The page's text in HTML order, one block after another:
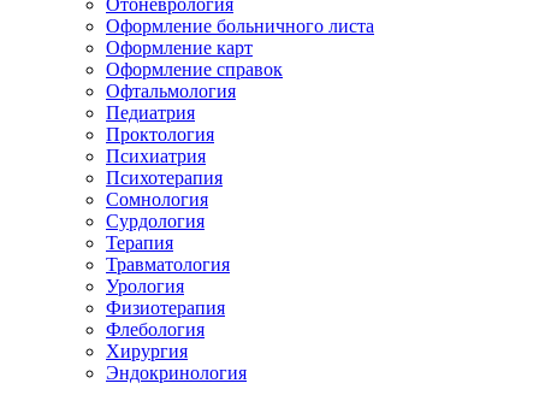
Отоневрология
Оформление больничного листа
Оформление карт
Оформление справок
Офтальмология
Педиатрия
Проктология
Психиатрия
Психотерапия
Сомнология
Сурдология
Терапия
Травматология
Урология
Физиотерапия
Флебология
Хирургия
Эндокринология